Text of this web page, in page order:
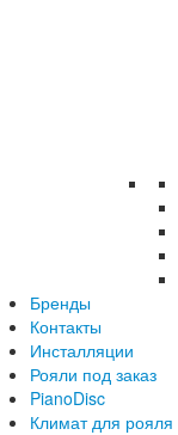
Бренды
Контакты
Инсталляции
Рояли под заказ
PianoDisc
Климат для рояля